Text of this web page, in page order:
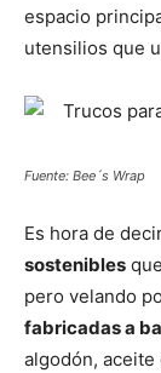
espacio
utensilios que
Fuente: Bee´s Wrap
Es hora de
sostenibles
pero velando
fabricadas a
algodón, aceite